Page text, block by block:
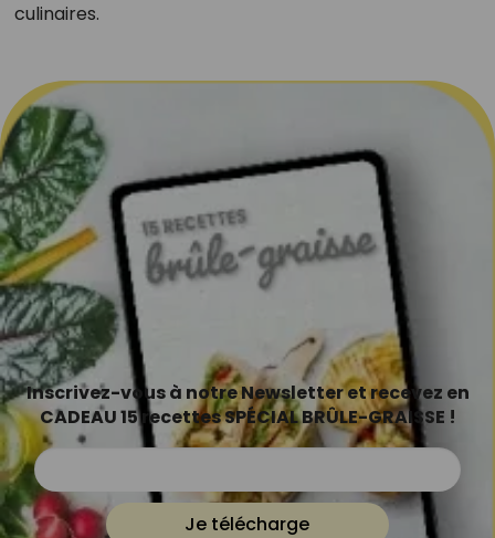
culinaires.
Inscrivez-vous à notre Newsletter et recevez en
CADEAU 15 recettes SPÉCIAL BRÛLE-GRAISSE !
Je télécharge